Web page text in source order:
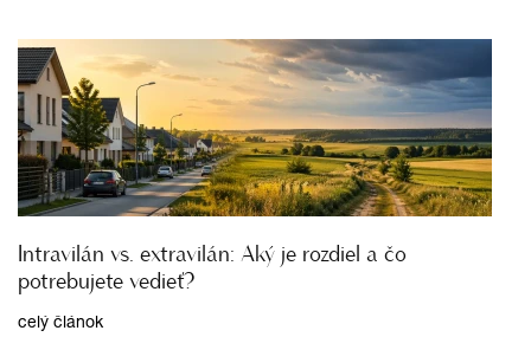
Intravilán vs. extravilán: Aký je rozdiel a čo
potrebujete vedieť?
celý článok